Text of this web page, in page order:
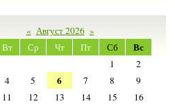
« Август 2026 »
Вт Ср Чт Пт Сб Вс
1
2
4 5 6 7 8
9
11 12 13 14 15
16